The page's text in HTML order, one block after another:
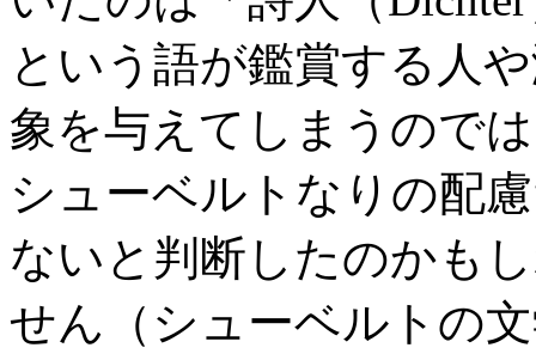
という語が鑑賞する人
象を与えてしまうので
シューベルトなりの配
ないと判断したのかも
せん（シューベルトの